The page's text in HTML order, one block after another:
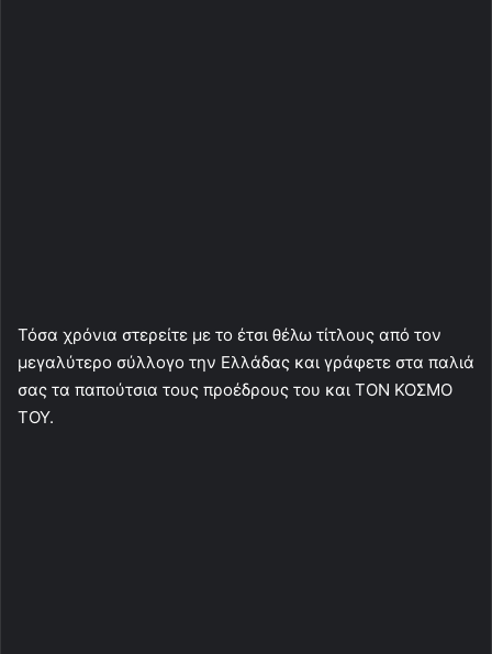
Τόσα χρόνια στερείτε με το έτσι θέλω τίτλους από τον
μεγαλύτερο σύλλογο την Ελλάδας και γράφετε στα παλιά
σας τα παπούτσια τους προέδρους του και ΤΟΝ ΚΟΣΜΟ
ΤΟΥ.